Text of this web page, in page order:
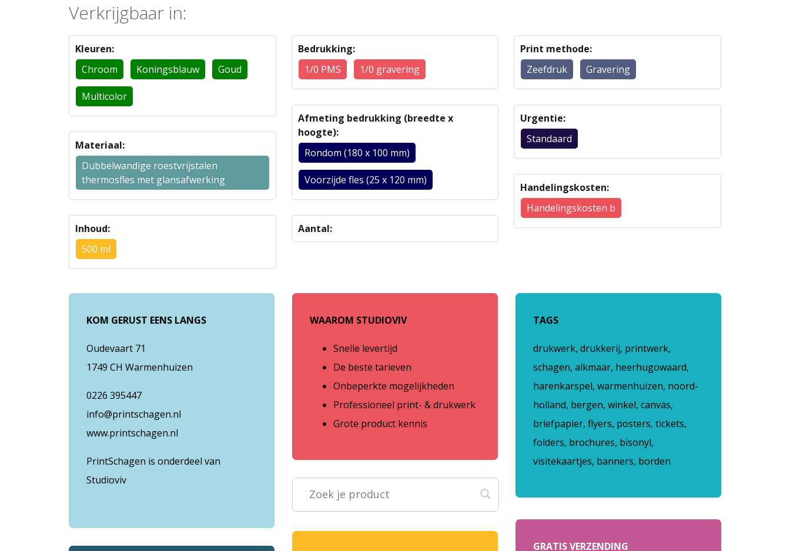
Verkrijgbaar in:
Kleuren:
Chroom
Koningsblauw Goud
Multicolor
Materiaal:
Dubbelwandige roestvrijstalen
thermosfles met glansafwerking
Inhoud:
500 ml
Bedrukking:
1/0 PMS
1/0 gravering
Afmeting bedrukking (breedte x
hoogte):
Rondom (180 x 100 mm)
Voorzijde fles (25 x 120 mm)
Aantal:
Print methode:
Zeefdruk
Gravering
Urgentie:
Standaard
Handelingskosten:
Handelingskosten b
KOM GERUST EENS LANGS
Oudevaart 71
1749 CH Warmenhuizen
0226 395447
info@printschagen.nl
www.printschagen.nl
PrintSchagen is onderdeel van
Studioviv
WAAROM STUDIOVIV
Snelle levertijd
De beste tarieven
Onbeperkte mogelijkheden
Professioneel print- & drukwerk
Grote product kennis
TAGS
drukwerk, drukkerij, printwerk,
schagen, alkmaar, heerhugowaard,
harenkarspel, warmenhuizen, noord-
holland, bergen, winkel, canvas,
briefpapier, flyers, posters, tickets,
folders, brochures, bisonyl,
visitekaartjes, banners, borden
GRATIS VERZENDING